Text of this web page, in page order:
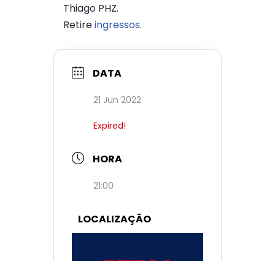
Thiago PHZ.
Retireingressos.
DATA
21 Jun 2022
Expired!
HORA
21:00
LOCALIZAÇÃO